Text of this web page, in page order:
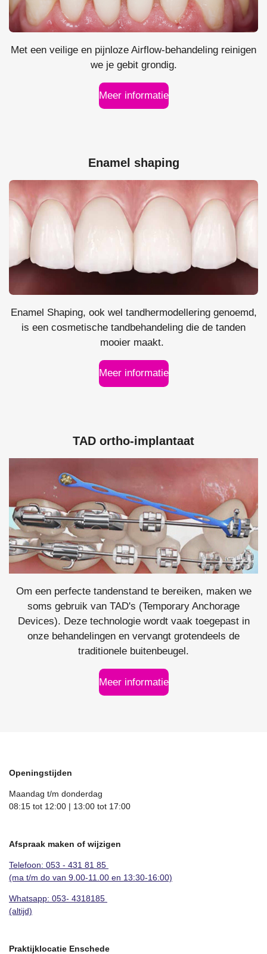
Met een veilige en pijnloze Airflow-behandeling reinigen
we je gebit grondig.
Meer informatie
Enamel shaping
Enamel Shaping, ook wel tandhermodellering genoemd,
is een cosmetische tandbehandeling die de tanden
mooier maakt.
Meer informatie
TAD ortho-implantaat
Om een perfecte tandenstand te bereiken, maken we
soms gebruik van TAD's (Temporary Anchorage
Devices). Deze technologie wordt vaak toegepast in
onze behandelingen en vervangt grotendeels de
traditionele buitenbeugel.
Meer informatie
Openingstijden
Maandag t/m donderdag
08:15 tot 12:00 | 13:00 tot 17:00
Afspraak maken of wijzigen
Telefoon: 053 - 431 81 85
(ma t/m do van 9.00-11.00 en 13:30-16:00)
Whatsapp: 053- 4318185
(altijd)
Praktijklocatie Enschede